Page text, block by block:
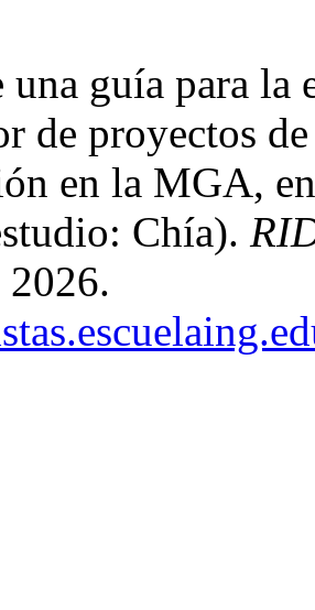
una guía para la
de proyectos
en la MGA,
Chía).